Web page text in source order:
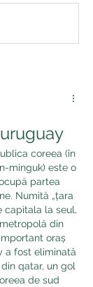
coreea (în
minguk) este o
partea
Numită „țara
capitala la seul,
din
oraș
a fost eliminată
qatar, un gol
de sud